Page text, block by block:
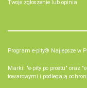
Twoje zgłoszenie lub opinia
Program e-pity® Najlepsze w
Marki: "e-pity po prostu" oraz
towarowymi i podlegają